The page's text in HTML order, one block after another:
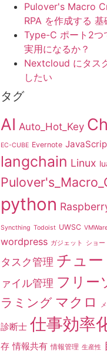
Pulover's Macro
RPA を作成する 基
Type-C ポート2つ
実用になるか？
Nextcloud にタス
したい
タグ
AI Auto_Hot_Key
EC-CUBE Evernote
langchain Linux
python
Syncthing Todoist UWSC
wordpress ガジェット ショー
タスク管理 チュ
ァイル管理 フリー
ラミング マクロ
診断士 仕事効率
存 情報共有 情報管理 生産性